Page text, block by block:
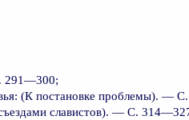
291—300;
(К постановке проблемы). —
славистов). — С.